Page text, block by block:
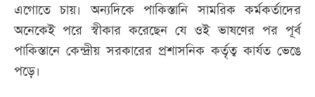
এগোতে চায়। অন্যদিকে পাকিস্তানি সামরিক কর্মকর্তাদের
অনেকেই পরে স্বীকার করেছেন যে ওই ভাষণের পর পূর্ব
পাকিস্তানে কেন্দ্রীয় সরকারের প্রশাসনিক কর্তৃত্ব কার্যত ভেঙে
পড়ে।